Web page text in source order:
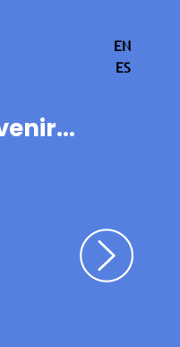
EN
ES